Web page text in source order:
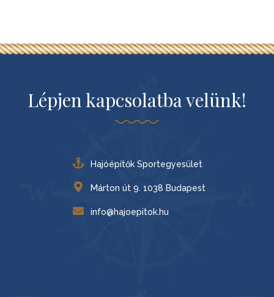
Lépjen kapcsolatba velünk!
Hajóépítők Sportegyesület
Márton út 9. 1038 Budapest
info@hajoepitok.hu